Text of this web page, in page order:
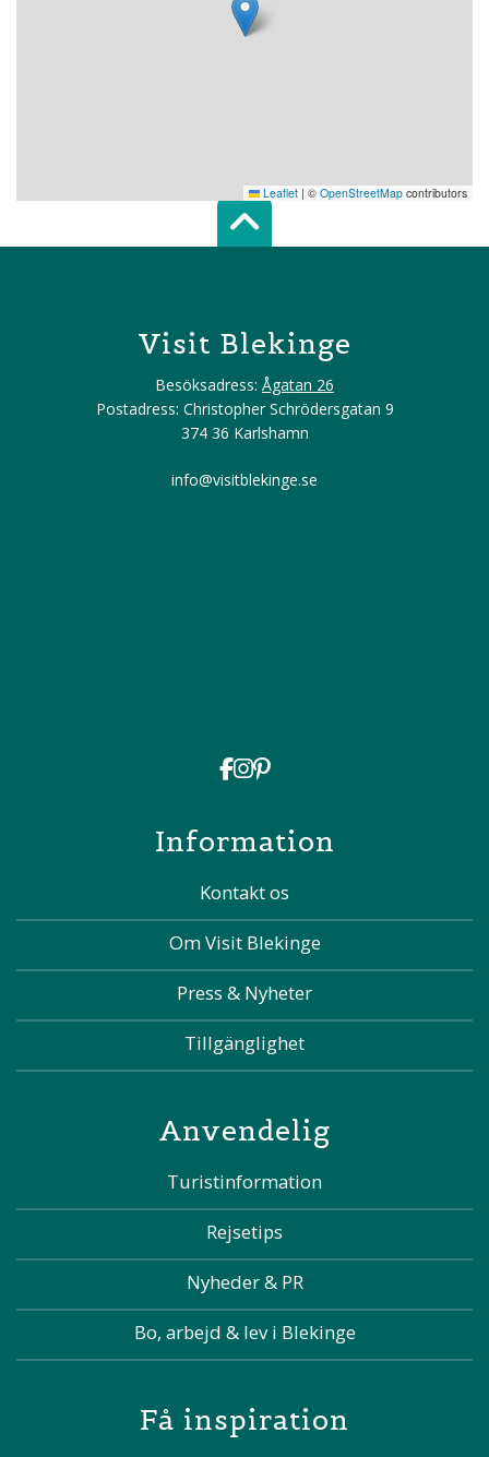
Leaflet | © OpenStreetMap contributors
Scroll top of
Visit Blekinge
Besöksadress: Ågatan 26
Postadress: Christopher Schrödersgatan 9
374 36 Karlshamn
info@visitblekinge.se
Information
Kontakt os
Om Visit Blekinge
Press & Nyheter
Tillgänglighet
Anvendelig
Turistinformation
Rejsetips
Nyheder & PR
Bo, arbejd & lev i Blekinge
Få inspiration